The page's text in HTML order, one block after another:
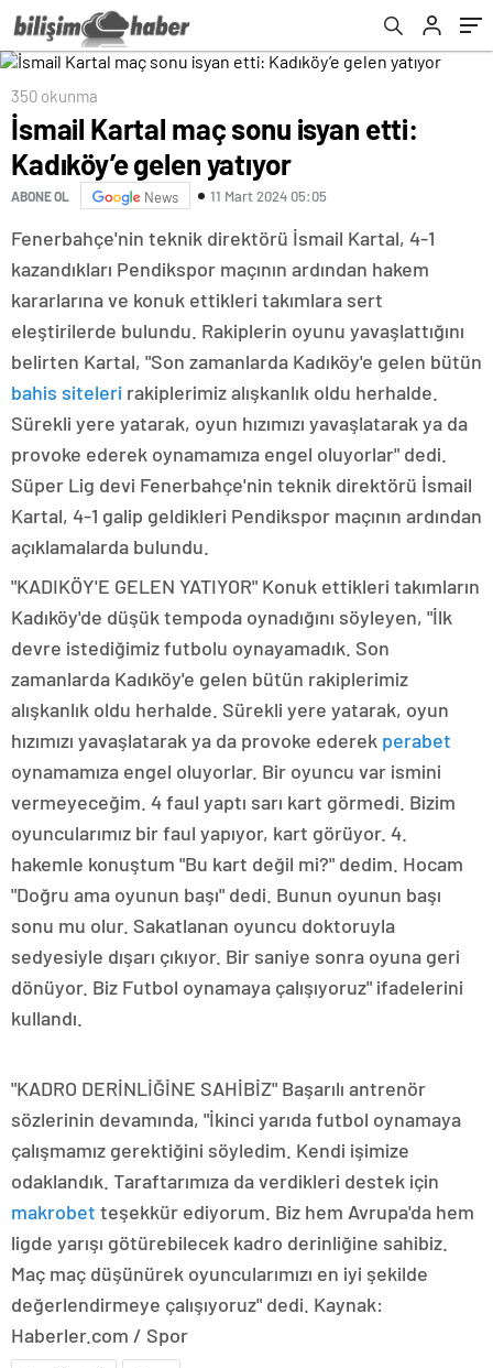
350 okunma
İsmail Kartal maç sonu isyan etti:
Kadıköy’e gelen yatıyor
ABONE OL News 11 Mart 2024 05:05
Fenerbahçe'nin teknik direktörü İsmail Kartal, 4-1
kazandıkları Pendikspor maçının ardından hakem
kararlarına ve konuk ettikleri takımlara sert
eleştirilerde bulundu. Rakiplerin oyunu yavaşlattığını
belirten Kartal, "Son zamanlarda Kadıköy'e gelen bütün
bahis siteleri rakiplerimiz alışkanlık oldu herhalde.
Sürekli yere yatarak, oyun hızımızı yavaşlatarak ya da
provoke ederek oynamamıza engel oluyorlar" dedi.
Süper Lig devi Fenerbahçe'nin teknik direktörü İsmail
Kartal, 4-1 galip geldikleri Pendikspor maçının ardından
açıklamalarda bulundu.
"KADIKÖY'E GELEN YATIYOR" Konuk ettikleri takımların
Kadıköy'de düşük tempoda oynadığını söyleyen, "İlk
devre istediğimiz futbolu oynayamadık. Son
zamanlarda Kadıköy'e gelen bütün rakiplerimiz
alışkanlık oldu herhalde. Sürekli yere yatarak, oyun
hızımızı yavaşlatarak ya da provoke ederek perabet
oynamamıza engel oluyorlar. Bir oyuncu var ismini
vermeyeceğim. 4 faul yaptı sarı kart görmedi. Bizim
oyuncularımız bir faul yapıyor, kart görüyor. 4.
hakemle konuştum "Bu kart değil mi?" dedim. Hocam
"Doğru ama oyunun başı" dedi. Bunun oyunun başı
sonu mu olur. Sakatlanan oyuncu doktoruyla
sedyesiyle dışarı çıkıyor. Bir saniye sonra oyuna geri
dönüyor. Biz Futbol oynamaya çalışıyoruz" ifadelerini
kullandı.
"KADRO DERİNLİĞİNE SAHİBİZ" Başarılı antrenör
sözlerinin devamında, "İkinci yarıda futbol oynamaya
çalışmamız gerektiğini söyledim. Kendi işimize
odaklandık. Taraftarımıza da verdikleri destek için
makrobet teşekkür ediyorum. Biz hem Avrupa'da hem
ligde yarışı götürebilecek kadro derinliğine sahibiz.
Maç maç düşünürek oyuncularımızı en iyi şekilde
değerlendirmeye çalışıyoruz" dedi. Kaynak:
Haberler.com / Spor